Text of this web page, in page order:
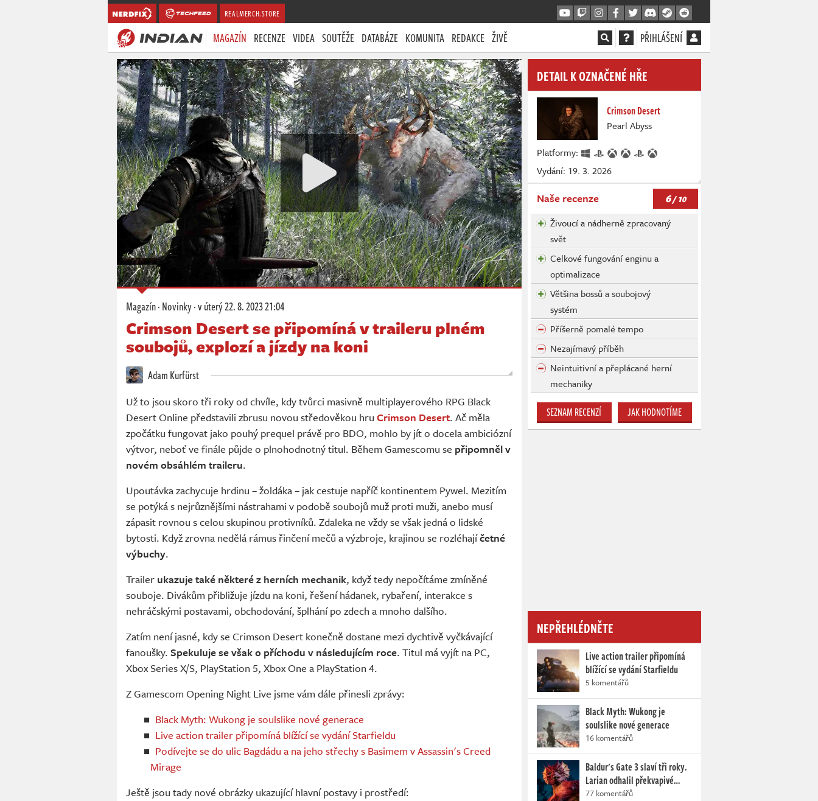
REALMERCH.STORE
MAGAZÍN RECENZE VIDEA SOUTĚŽE DATABÁZE KOMUNITA REDAKCE ŽIVĚ PŘIHLÁŠENÍ
Magazín·Novinky·v úterý22. 8. 2023 21:04
Crimson Desert se připomíná v traileru plném
soubojů, explozí a jízdy na koni
Adam Kurfürst
Už to jsou skoro tři roky od chvíle, kdy tvůrci masivně multiplayerového RPG Black
Desert Online představili zbrusu novou středověkou hru Crimson Desert. Ač měla
zpočátku fungovat jako pouhý prequel právě pro BDO, mohlo by jít o docela ambiciózní
výtvor, neboť ve finále půjde o plnohodnotný titul. Během Gamescomu se připomněl v
novém obsáhlém traileru.
Upoutávka zachycuje hrdinu – žoldáka – jak cestuje napříč kontinentem Pywel. Mezitím
se potýká s nejrůznějšími nástrahami v podobě soubojů muž proti muži, anebo musí
zápasit rovnou s celou skupinou protivníků. Zdaleka ne vždy se však jedná o lidské
bytosti. Když zrovna nedělá rámus řinčení mečů a výzbroje, krajinou se rozléhajíčetné
výbuchy.
Trailer ukazuje také některé z herních mechanik, když tedy nepočítáme zmíněné
souboje. Divákům přibližuje jízdu na koni, řešení hádanek, rybaření, interakce s
nehráčskými postavami, obchodování, šplhání po zdech a mnoho dalšího.
Zatím není jasné, kdy se Crimson Desert konečně dostane mezi dychtivě vyčkávající
fanoušky. Spekuluje se však o příchodu v následujícím roce. Titul má vyjít na PC,
Xbox Series X/S, PlayStation 5, Xbox One a PlayStation 4.
Z Gamescom Opening Night Live jsme vám dále přinesli zprávy:
Black Myth: Wukong je soulslike nové generace
Live action trailer připomíná blížící se vydání Starfieldu
Podívejte se do ulic Bagdádu a na jeho střechy s Basimem v Assassin's Creed
Mirage
Ještě jsou tady nové obrázky ukazující hlavní postavy i prostředí:
DETAIL K OZNAČENÉ HŘE
Crimson Desert
Pearl Abyss
Platformy:
Vydání: 19. 3. 2026
Naše recenze 6/ 10
Živoucí a nádherně zpracovaný
svět
Celkové fungování enginu a
optimalizace
Většina bossů a soubojový
systém
Příšerně pomalé tempo
Nezajímavý příběh
Neintuitivní a přeplácané herní
mechaniky
SEZNAM RECENZÍ JAK HODNOTÍME
NEPŘEHLÉDNĚTE
Live action trailer připomíná
blížící se vydání Starfieldu
5 komentářů
Black Myth: Wukong je
soulslike nové generace
16 komentářů
Baldur's Gate 3 slaví tři roky.
Larian odhalil překvapivé…
77 komentářů